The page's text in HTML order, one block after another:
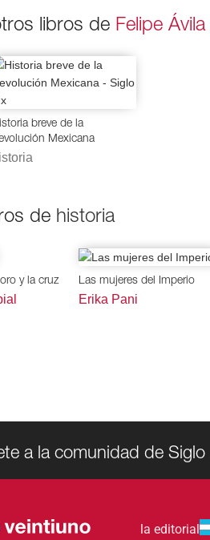
libros de Felipe Ávila
breve de la
Mexicana
de historia
y la cruz Las mujeres del Imperio
Erika Pani
a la comunidad de Siglo
la editorial